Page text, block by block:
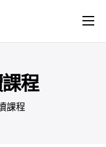
程
課程